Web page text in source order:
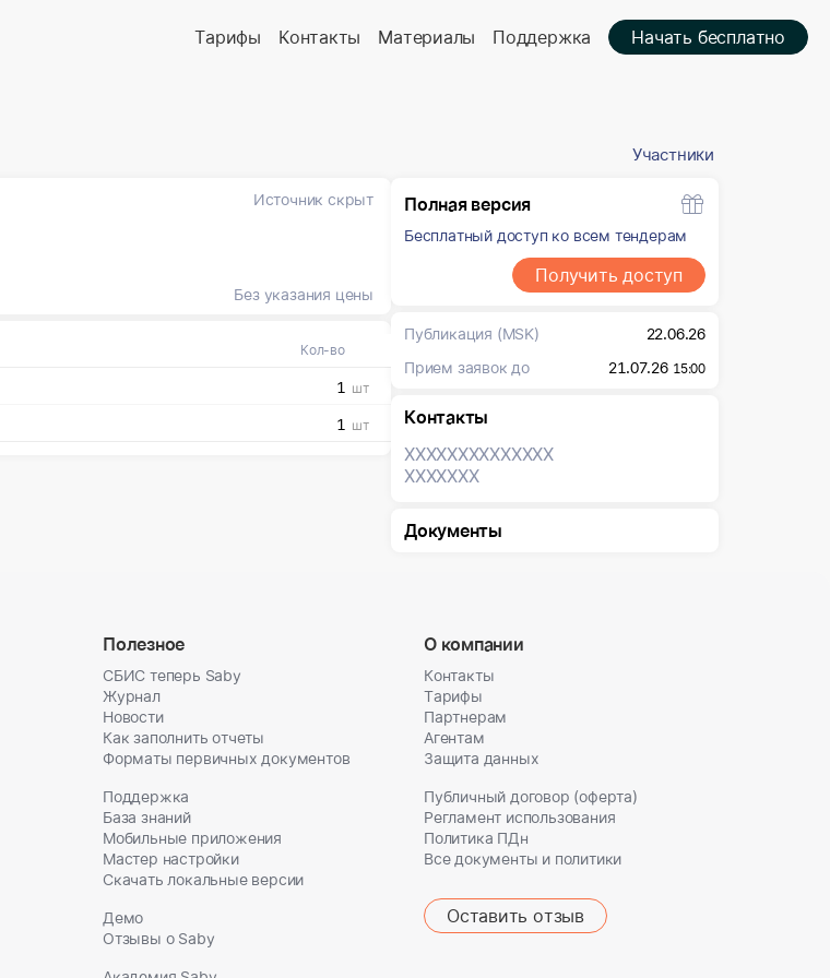
Тарифы Контакты Материалы Поддержка Начать бесплатно
Участники
Источник скрыт
Без указания цены
Кол-во
1 шт
1 шт
Полная версия
Бесплатный доступ ко всем тендерам
Получить доступ
Публикация (MSK)
22.06.26
Прием заявок до
21.07.26 15:00
Контакты
XXXXXXXXXXXXXX
XXXXXXX
Документы
Полезное
СБИС теперь Saby
Журнал
Новости
Как заполнить отчеты
Форматы первичных документов
Поддержка
База знаний
Мобильные приложения
Мастер настройки
Скачать локальные версии
Демо
Отзывы о Saby
О компании
Контакты
Тарифы
Партнерам
Агентам
Защита данных
Публичный договор (оферта)
Регламент использования
Политика ПДн
Все документы и политики
Оставить отзыв